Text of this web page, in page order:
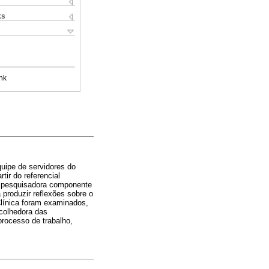
de servidores do
do referencial
componente
reflexões sobre o
foram examinados,
das
de trabalho,